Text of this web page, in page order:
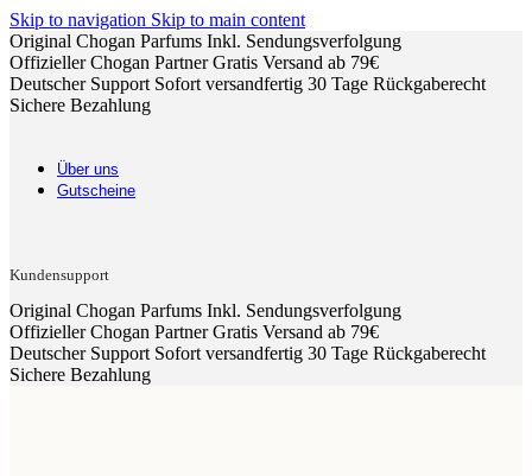
Skip to navigation Skip to main content
Original Chogan Parfums Inkl. Sendungsverfolgung
Offizieller Chogan PartnerGratis Versand ab 79€
Deutscher Support Sofort versandfertig 30 Tage Rückgaberecht
Sichere Bezahlung
Über uns
Gutscheine
Kundensupport
Original Chogan Parfums Inkl. Sendungsverfolgung
Offizieller Chogan PartnerGratis Versand ab 79€
Deutscher Support Sofort versandfertig 30 Tage Rückgaberecht
Sichere Bezahlung